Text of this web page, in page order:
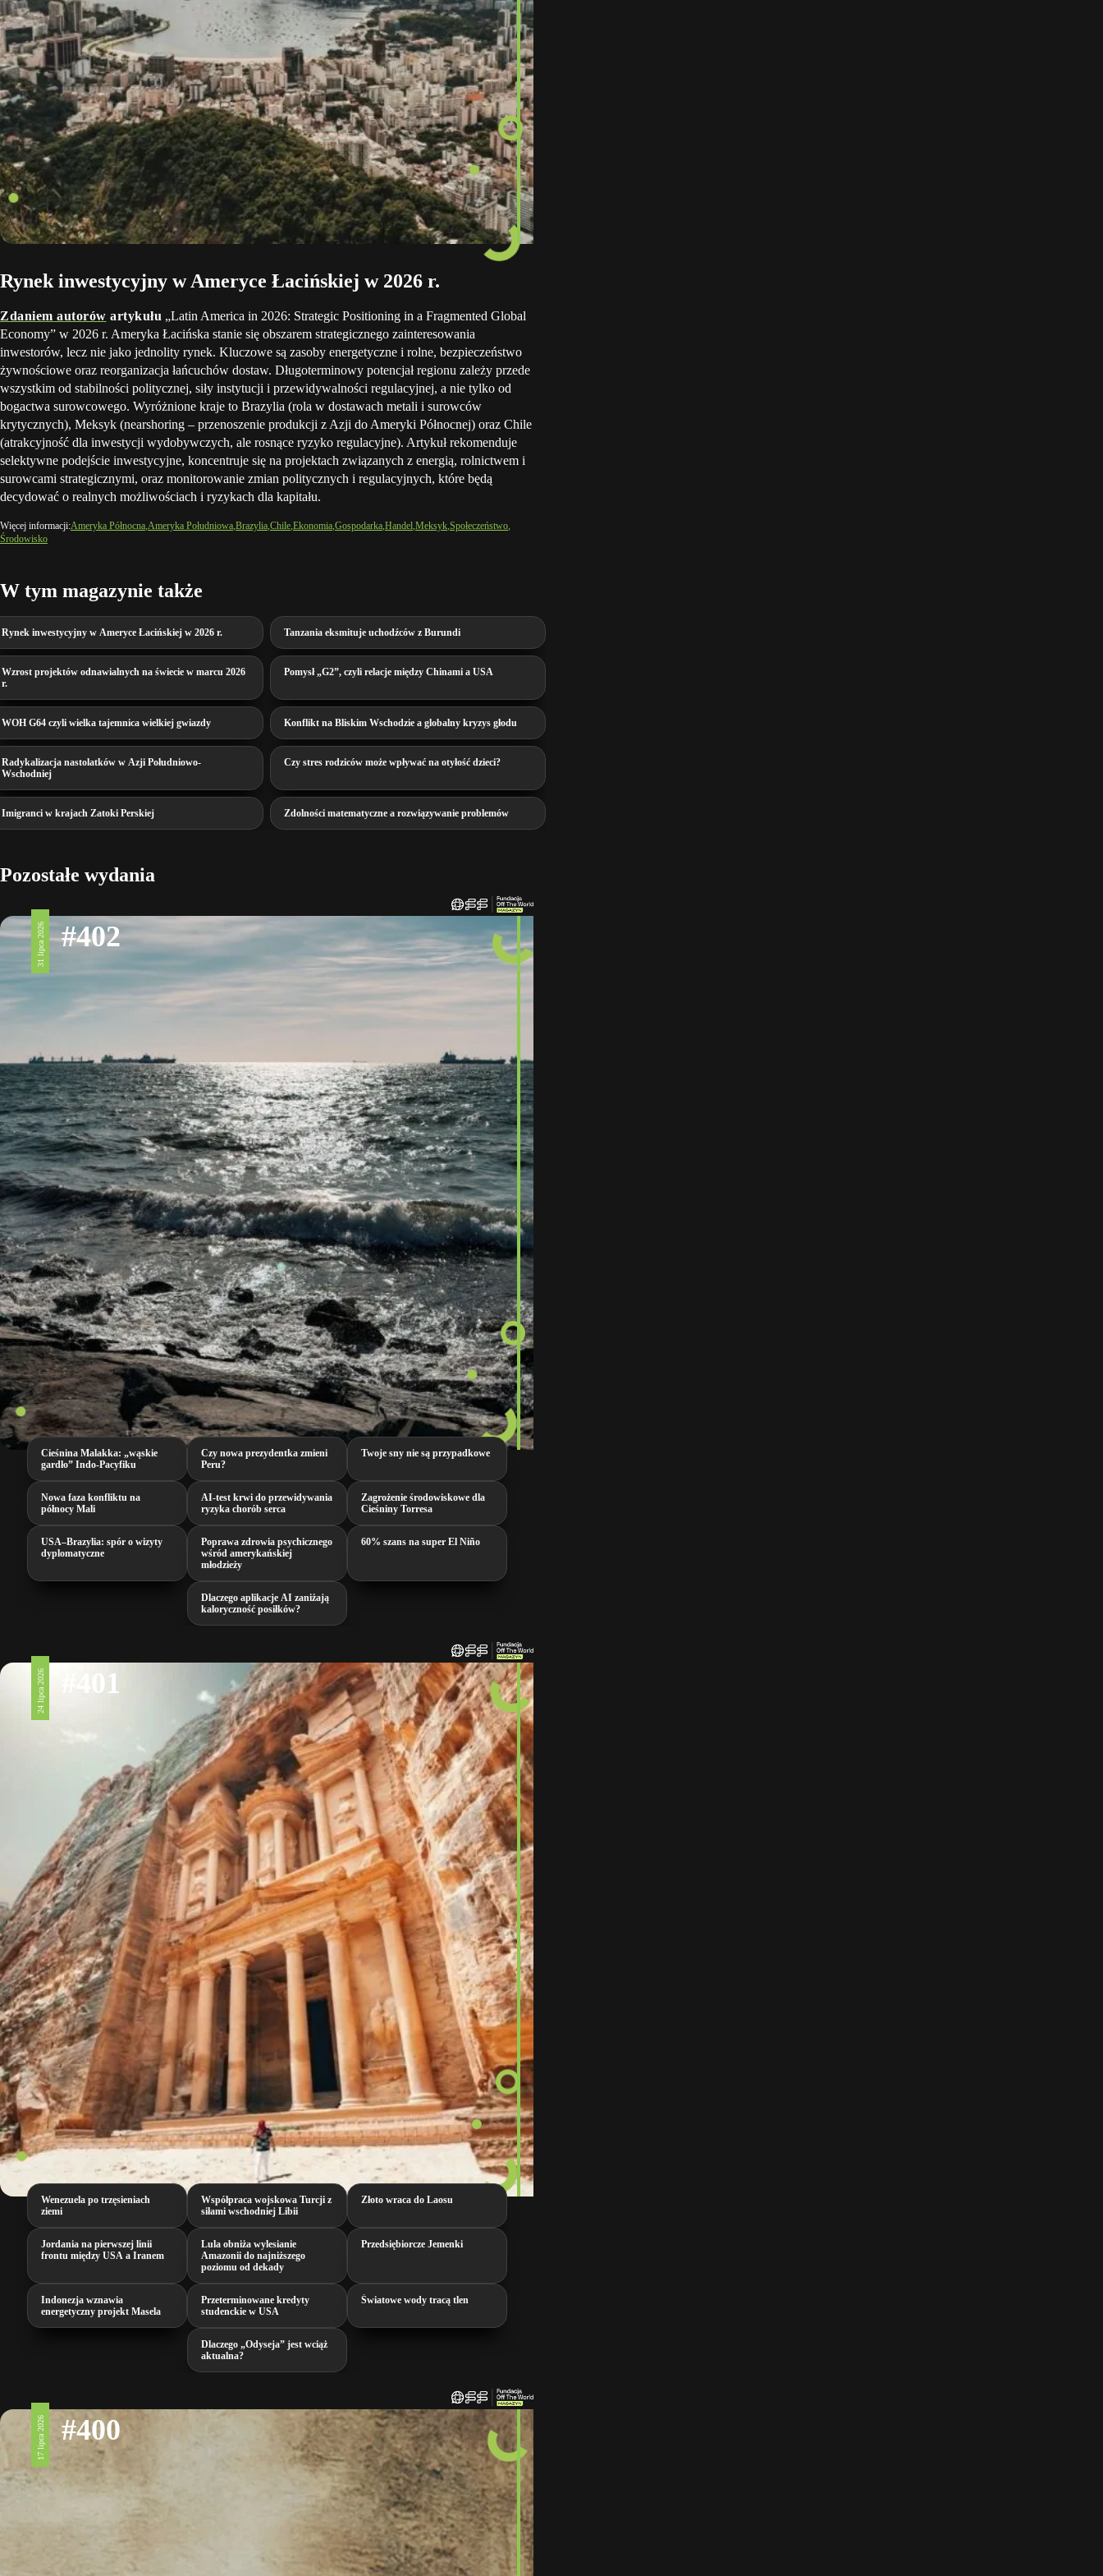
Rynek inwestycyjny w Ameryce Łacińskiej w 2026 r.
Zdaniem autorów artykułu „Latin America in 2026: Strategic Positioning in a Fragmented Global
Economy” w 2026 r. Ameryka Łacińska stanie się obszarem strategicznego zainteresowania
inwestorów, lecz nie jako jednolity rynek. Kluczowe są zasoby energetyczne i rolne, bezpieczeństwo
żywnościowe oraz reorganizacja łańcuchów dostaw. Długoterminowy potencjał regionu zależy przede
wszystkim od stabilności politycznej, siły instytucji i przewidywalności regulacyjnej, a nie tylko od
bogactwa surowcowego. Wyróżnione kraje to Brazylia (rola w dostawach metali i surowców
krytycznych), Meksyk (nearshoring – przenoszenie produkcji z Azji do Ameryki Północnej) oraz Chile
(atrakcyjność dla inwestycji wydobywczych, ale rosnące ryzyko regulacyjne). Artykuł rekomenduje
selektywne podejście inwestycyjne, koncentruje się na projektach związanych z energią, rolnictwem i
surowcami strategicznymi, oraz monitorowanie zmian politycznych i regulacyjnych, które będą
decydować o realnych możliwościach i ryzykach dla kapitału.
Więcej informacji:Ameryka Północna Ameryka Południowa Brazylia Chile Ekonomia Gospodarka Handel Meksyk Społeczeństwo
Środowisko
W tym magazynie także
Rynek inwestycyjny w Ameryce Łacińskiej w 2026 r. Tanzania eksmituje uchodźców z Burundi
Wzrost projektów odnawialnych na świecie w marcu 2026
r.
Pomysł „G2”, czyli relacje między Chinami a USA
WOH G64 czyli wielka tajemnica wielkiej gwiazdy Konflikt na Bliskim Wschodzie a globalny kryzys głodu
Radykalizacja nastolatków w Azji Południowo-
Wschodniej
Czy stres rodziców może wpływać na otyłość dzieci?
Imigranci w krajach Zatoki Perskiej Zdolności matematyczne a rozwiązywanie problemów
Pozostałe wydania
31 lipca 2026 #402
Cieśnina Malakka: „wąskie
gardło” Indo-Pacyfiku
Czy nowa prezydentka zmieni
Peru?
Twoje sny nie są przypadkowe
Nowa faza konfliktu na
północy Mali
AI‑test krwi do przewidywania
ryzyka chorób serca
Zagrożenie środowiskowe dla
Cieśniny Torresa
USA–Brazylia: spór o wizyty
dyplomatyczne
Poprawa zdrowia psychicznego
wśród amerykańskiej
młodzieży
60% szans na super El Niño
Dlaczego aplikacje AI zaniżają
kaloryczność posiłków?
24 lipca 2026 #401
Wenezuela po trzęsieniach
ziemi
Współpraca wojskowa Turcji z
siłami wschodniej Libii
Złoto wraca do Laosu
Jordania na pierwszej linii
frontu między USA a Iranem
Lula obniża wylesianie
Amazonii do najniższego
poziomu od dekady
Przedsiębiorcze Jemenki
Indonezja wznawia
energetyczny projekt Masela
Przeterminowane kredyty
studenckie w USA
Światowe wody tracą tlen
Dlaczego „Odyseja” jest wciąż
aktualna?
17 lipca 2026 #400